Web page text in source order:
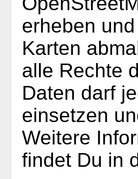
erheben
Karten
alle Rechte
Daten darf
einsetzen
Weitere
findet Du in